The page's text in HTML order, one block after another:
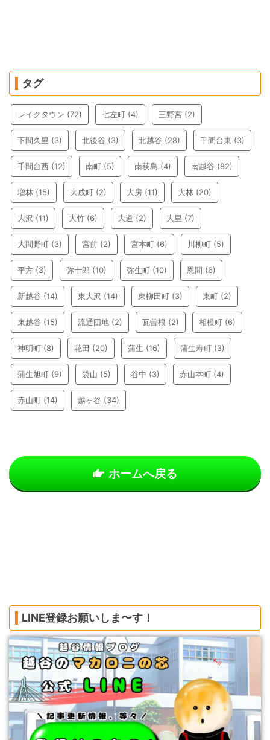
タグ
レイクタウン (72) 七左町 (4) 三野宮 (2)
下間久里 (3) 北後谷 (3) 北越谷 (28) 千間台東 (3)
千間台西 (12) 南町 (5) 南荻島 (4) 南越谷 (82)
増林 (15) 大成町 (2) 大房 (11) 大林 (20)
大沢 (11) 大竹 (6) 大道 (2) 大里 (7)
大間野町 (3) 宮前 (2) 宮本町 (6) 川柳町 (5)
平方 (3) 弥十郎 (10) 弥生町 (10) 恩間 (6)
新越谷 (14) 東大沢 (14) 東柳田町 (3) 東町 (2)
東越谷 (15) 流通団地 (2) 瓦曽根 (2) 相模町 (6)
神明町 (8) 花田 (20) 蒲生 (16) 蒲生寿町 (3)
蒲生旭町 (9) 袋山 (5) 谷中 (3) 赤山本町 (4)
赤山町 (14) 越ヶ谷 (34)
ホームへ戻る
LINE登録お願いしま〜す！